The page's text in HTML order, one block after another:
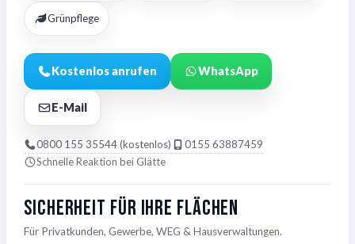
Grünpflege
Kostenlos anrufen WhatsApp
E-Mail
0800 155 35544 (kostenlos)
0155 63887459
Schnelle Reaktion bei Glätte
Sicherheit für Ihre Flächen
Für Privatkunden, Gewerbe, WEG & Hausverwaltungen.